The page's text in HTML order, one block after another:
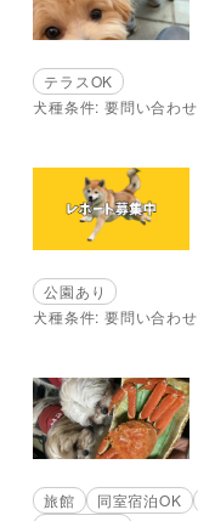
テラスOK
犬種条件: 要問い合わせ
公園あり
犬種条件: 要問い合わせ
旅館 同室宿泊OK